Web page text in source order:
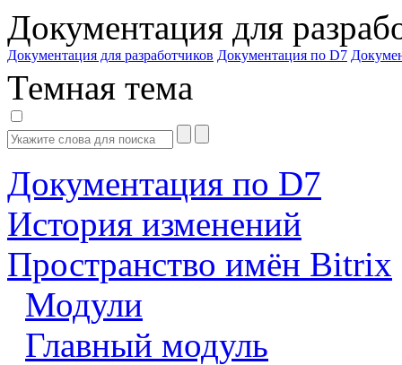
Документация для
Документация для разработчиков Документация по D7
Темная тема
Документация по D7
История изменений
Пространство имён Bitrix
Модули
Главный модуль